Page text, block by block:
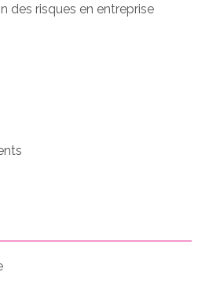
des risques en entreprise